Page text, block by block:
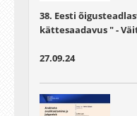
38. Eesti
kättesaadavus " -
27.09.24